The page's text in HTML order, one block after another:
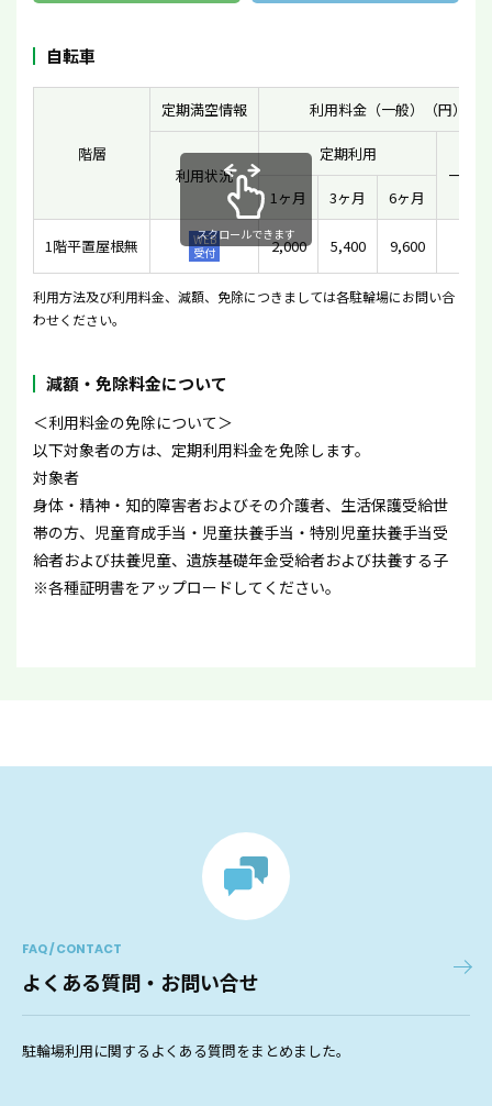
自転車
階層
定期満空情報 利用料金（一般）（円）
利用状況
定期利用
一時
1ヶ月
3ヶ月 6ヶ月
1階平置屋根無
WEB
受付
2,000 5,400 9,600
スクロールできます
利用方法及び利用料金、減額、免除につきましては各駐輪場にお問い合
わせください。
減額・免除料金について
＜利用料金の免除について＞
以下対象者の方は、定期利用料金を免除します。
対象者
身体・精神・知的障害者およびその介護者、生活保護受給世
帯の方、児童育成手当・児童扶養手当・特別児童扶養手当受
給者および扶養児童、遺族基礎年金受給者および扶養する子
※各種証明書をアップロードしてください。
FAQ / CONTACT
よくある質問・お問い合せ
駐輪場利用に関するよくある質問をまとめました。